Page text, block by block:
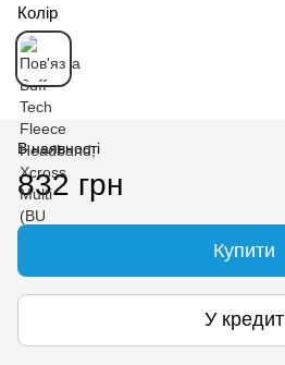
Колір
В наявності
832 грн
Купити
У кредит